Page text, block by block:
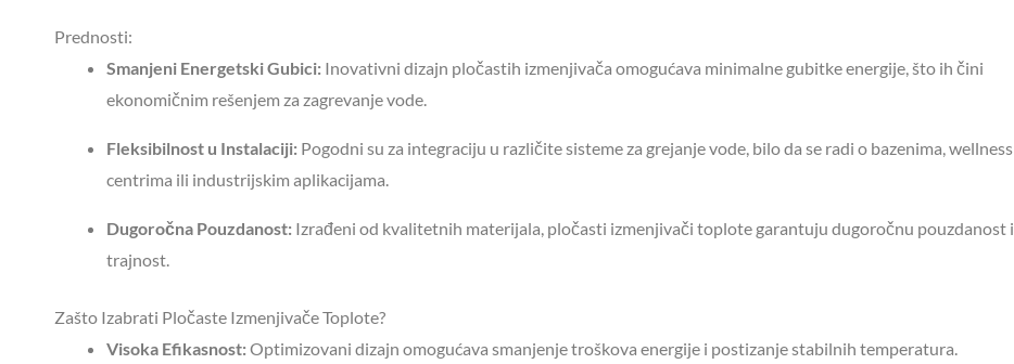
Prednosti:
Smanjeni Energetski Gubici: Inovativni dizajn pločastih izmenjivača omogućava minimalne gubitke energije, što ih čini
ekonomičnim rešenjem za zagrevanje vode.
Fleksibilnost u Instalaciji: Pogodni su za integraciju u različite sisteme za grejanje vode, bilo da se radi o bazenima, wellness
centrima ili industrijskim aplikacijama.
Dugoročna Pouzdanost: Izrađeni od kvalitetnih materijala, pločasti izmenjivači toplote garantuju dugoročnu pouzdanost i
trajnost.
Zašto Izabrati Pločaste Izmenjivače Toplote?
Visoka Efikasnost:Optimizovani dizajn omogućava smanjenje troškova energije i postizanje stabilnih temperatura.